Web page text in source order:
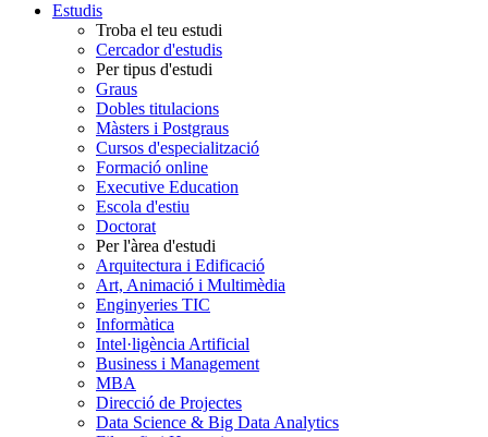
Estudis
Troba el teu estudi
Cercador d'estudis
Per tipus d'estudi
Graus
Dobles titulacions
Màsters i Postgraus
Cursos d'especialització
Formació online
Executive Education
Escola d'estiu
Doctorat
Per l'àrea d'estudi
Arquitectura i Edificació
Art, Animació i Multimèdia
Enginyeries TIC
Informàtica
Intel·ligència Artificial
Business i Management
MBA
Direcció de Projectes
Data Science & Big Data Analytics